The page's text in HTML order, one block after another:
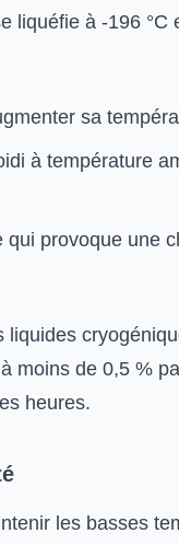
liquéfie à -196 °C
sa
à température
qui provoque une
moins de 0,5 %
heures.
les basses